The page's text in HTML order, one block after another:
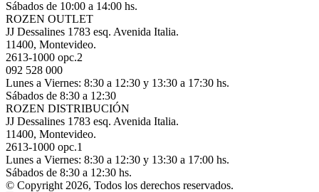
Sábados de 10:00 a 14:00 hs.
ROZEN OUTLET
JJ Dessalines 1783 esq. Avenida Italia.
11400, Montevideo.
2613-1000 opc.2
092 528 000
Lunes a Viernes: 8:30 a 12:30 y 13:30 a 17:30 hs.
Sábados de 8:30 a 12:30
ROZEN DISTRIBUCIÓN
JJ Dessalines 1783 esq. Avenida Italia.
11400, Montevideo.
2613-1000 opc.1
Lunes a Viernes: 8:30 a 12:30 y 13:30 a 17:00 hs.
Sábados de 8:30 a 12:30 hs.
© Copyright 2026, Todos los derechos reservados.